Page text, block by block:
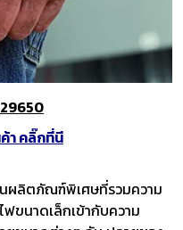
า คลิ๊กที่นี
นผลิตภัณฑ์พิเศษที่รวมความ
ขนาดเล็กเข้ากับความ